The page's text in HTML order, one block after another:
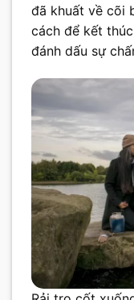
đã khuất về cõi
cách để kết
đánh dấu sự